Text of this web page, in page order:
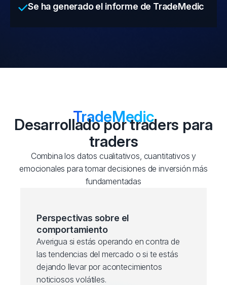
Se ha generado el informe de TradeMedic
TradeMedic
Desarrollado por traders para
traders
Combina los datos cualitativos, cuantitativos y
emocionales para tomar decisiones de inversión más
fundamentadas
Perspectivas sobre el
comportamiento
Averigua si estás operando en contra de
las tendencias del mercado o si te estás
dejando llevar por acontecimientos
noticiosos volátiles.